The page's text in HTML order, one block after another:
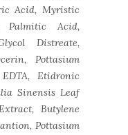
Acid, Myristic
Palmitic Acid,
Distreate,
Pottasium
Etidronic
Sinensis Leaf
Butylene
Pottasium